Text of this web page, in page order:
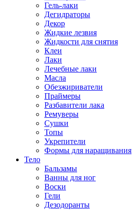
Гель-лаки
Дегидраторы
Декор
Жидкие лезвия
Жидкости для снятия
Клеи
Лаки
Лечебные лаки
Масла
Обезжириватели
Праймеры
Разбавители лака
Ремуверы
Сушки
Топы
Укрепители
Формы для наращивания
Тело
Бальзамы
Ванны для ног
Воски
Гели
Дезодоранты